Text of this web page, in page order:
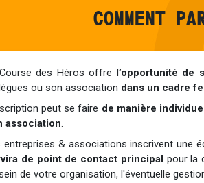
COMMENT
des Héros offre l’opportunité de
ou son association dans un cadre
peut se faire de manière
association.
entreprises & associations inscrivent une
de point de contact principal pour la
de votre organisation, l'éventuelle